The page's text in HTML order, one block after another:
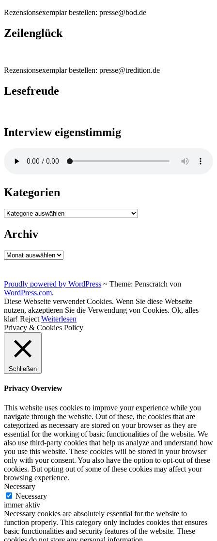
Rezensionsexemplar bestellen: presse@bod.de
Zeilenglück
Rezensionsexemplar bestellen: presse@tredition.de
Lesefreude
Interview eigenstimmig
Kategorien
Kategorien
Archiv
Archiv
Proudly powered by WordPress ~ Theme: Penscratch von
WordPress.com.
Diese Webseite verwendet Cookies. Wenn Sie diese Webseite
nutzen, akzeptieren Sie die Verwendung von Cookies. Ok, alles
klar! Reject Weiterlesen
Privacy & Cookies Policy
Schließen
Privacy Overview
This website uses cookies to improve your experience while you
navigate through the website. Out of these, the cookies that are
categorized as necessary are stored on your browser as they are
essential for the working of basic functionalities of the website. We
also use third-party cookies that help us analyze and understand how
you use this website. These cookies will be stored in your browser
only with your consent. You also have the option to opt-out of these
cookies. But opting out of some of these cookies may affect your
browsing experience.
Necessary
Necessary
immer aktiv
Necessary cookies are absolutely essential for the website to
function properly. This category only includes cookies that ensures
basic functionalities and security features of the website. These